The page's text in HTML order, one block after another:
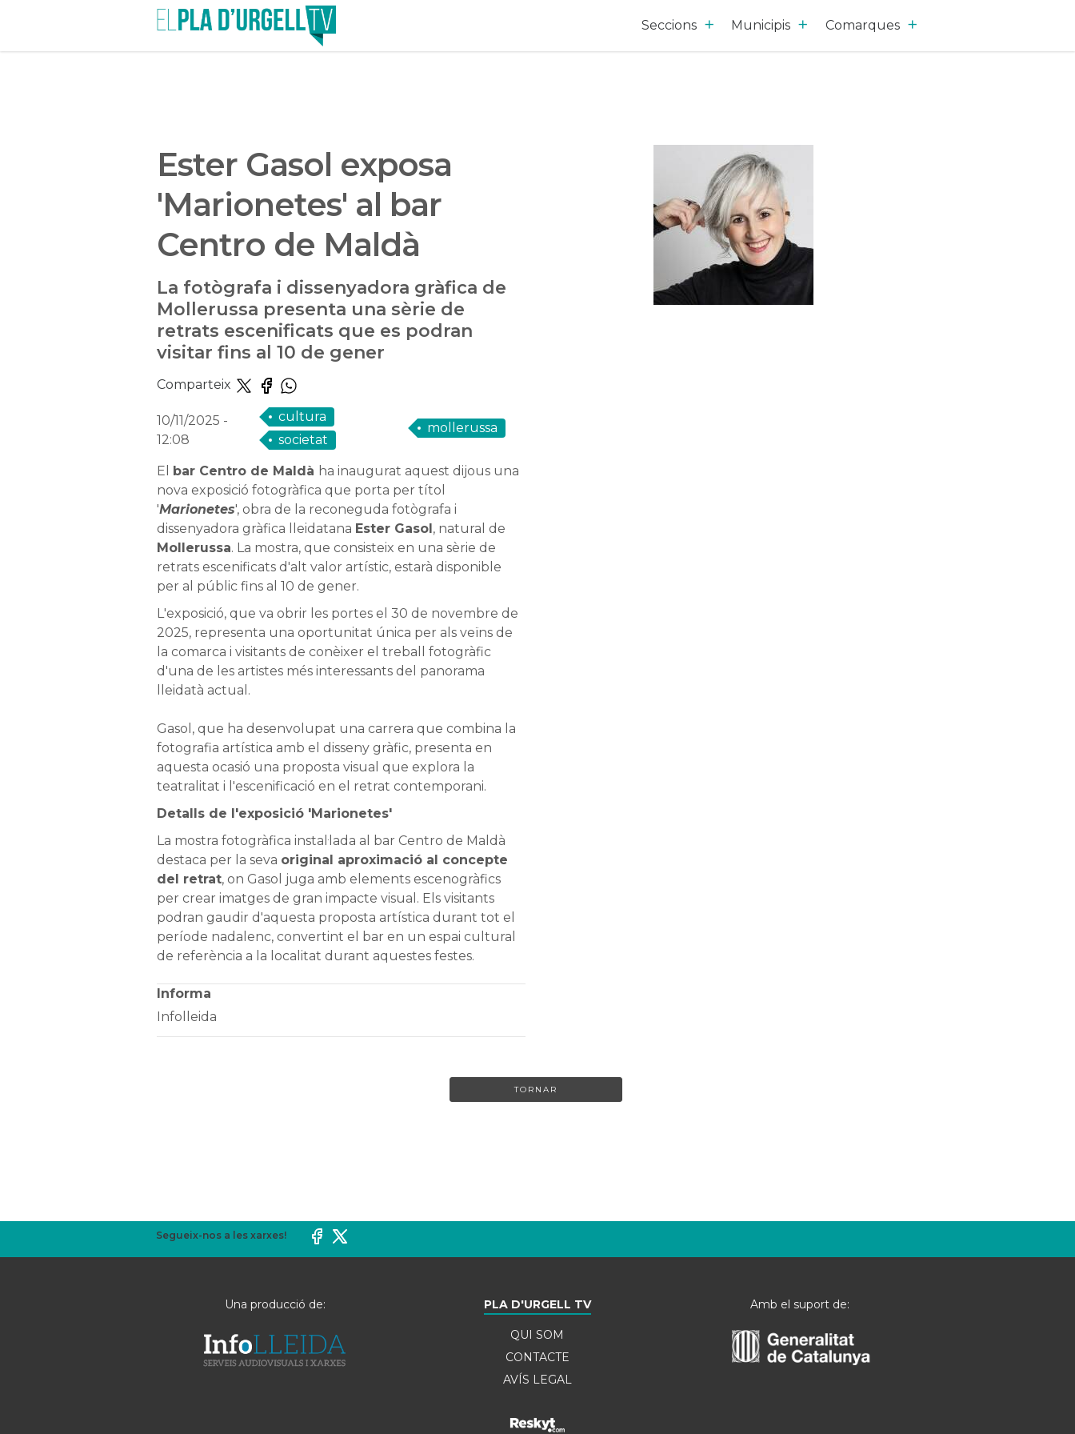
Seccions Municipis Comarques
Ester Gasol exposa
'Marionetes' al bar
Centro de Maldà
La fotògrafa i dissenyadora gràfica de
Mollerussa presenta una sèrie de
retrats escenificats que es podran
visitar fins al 10 de gener
Comparteix
10/11/2025 -
12:08
cultura
societat
mollerussa
El bar Centro de Maldà ha inaugurat aquest dijous una
nova exposició fotogràfica que porta per títol
'Marionetes', obra de la reconeguda fotògrafa i
dissenyadora gràfica lleidatana Ester Gasol, natural de
Mollerussa. La mostra, que consisteix en una sèrie de
retrats escenificats d'alt valor artístic, estarà disponible
per al públic fins al 10 de gener.
L'exposició, que va obrir les portes el 30 de novembre de
2025, representa una oportunitat única per als veïns de
la comarca i visitants de conèixer el treball fotogràfic
d'una de les artistes més interessants del panorama
lleidatà actual.
Gasol, que ha desenvolupat una carrera que combina la
fotografia artística amb el disseny gràfic, presenta en
aquesta ocasió una proposta visual que explora la
teatralitat i l'escenificació en el retrat contemporani.
Detalls de l'exposició 'Marionetes'
La mostra fotogràfica instal·lada al bar Centro de Maldà
destaca per la seva original aproximació al concepte
del retrat, on Gasol juga amb elements escenogràfics
per crear imatges de gran impacte visual. Els visitants
podran gaudir d'aquesta proposta artística durant tot el
període nadalenc, convertint el bar en un espai cultural
de referència a la localitat durant aquestes festes.
Informa
Infolleida
TORNAR
Segueix-nos a les xarxes!
Una producció de: PLA D'URGELL TV
QUI SOM
CONTACTE
AVÍS LEGAL
Amb el suport de: